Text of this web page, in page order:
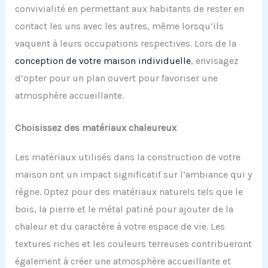
convivialité en permettant aux habitants de rester en
contact les uns avec les autres, même lorsqu’ils
vaquent à leurs occupations respectives. Lors de la
conception de votre maison individuelle, envisagez
d’opter pour un plan ouvert pour favoriser une
atmosphère accueillante.
Choisissez des matériaux chaleureux
Les matériaux utilisés dans la construction de votre
maison ont un impact significatif sur l’ambiance qui y
règne. Optez pour des matériaux naturels tels que le
bois, la pierre et le métal patiné pour ajouter de la
chaleur et du caractère à votre espace de vie. Les
textures riches et les couleurs terreuses contribueront
également à créer une atmosphère accueillante et